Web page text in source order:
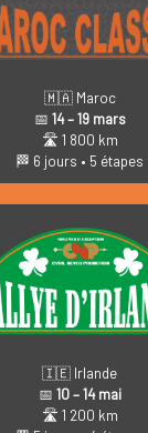
🇲🇦 Maroc
📅 14 – 19 mars
🛣️ 1 800 km
🏁 6 jours • 5 étapes
🇮🇪 Irlande
📅 10 – 14 mai
🛣️ 1 200 km